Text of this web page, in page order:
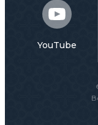
YouTube